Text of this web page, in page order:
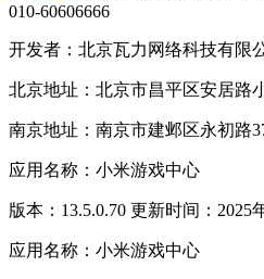
010-60606666
开发者：北京瓦力网络科技有限
北京地址：北京市昌平区安居路
南京地址：南京市建邺区永初路
应用名称：小米游戏中心
版本：13.5.0.70 更新时间：2025
应用名称：小米游戏中心